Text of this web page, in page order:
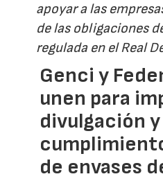
apoyar a las
de las obligaciones
regulada en el Real
Genci y
unen para
divulgación
de envases